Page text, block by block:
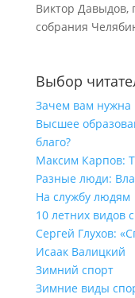
Виктор Давыдов,
собрания
Выбор
Зачем вам нужна
Высшее
благо?
Максим Карпов:
Разные люди:
На службу людям
10 летних видов
Сергей Глухов:
Исаак Валицкий
Зимний спорт
Зимние виды